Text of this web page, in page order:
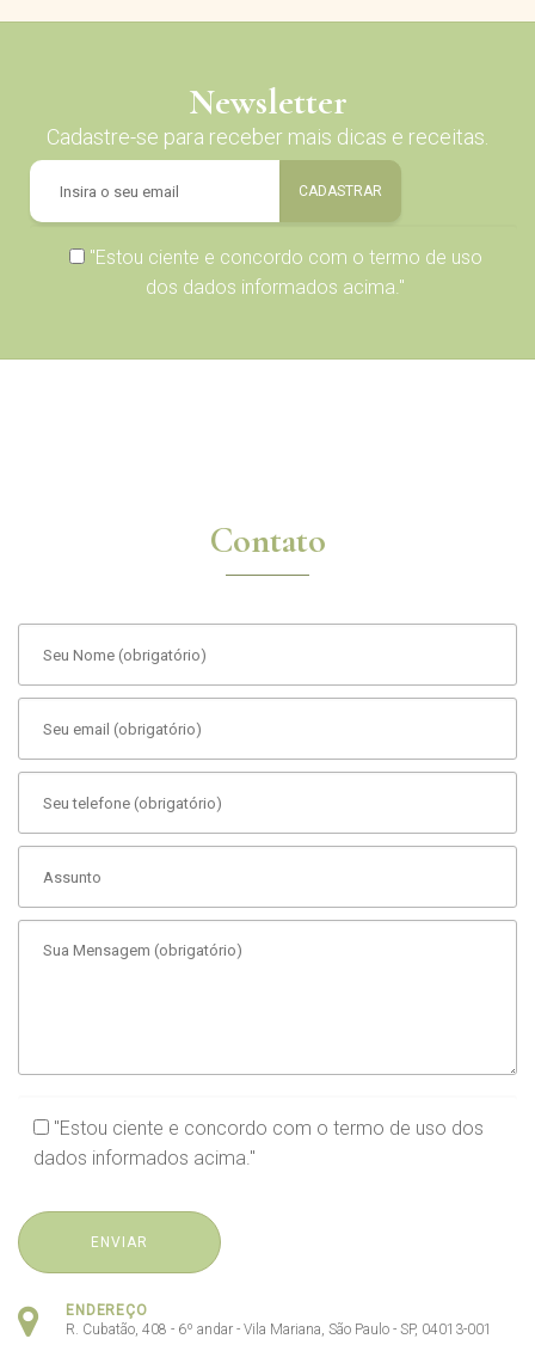
Newsletter
Cadastre-se para receber mais dicas e receitas.
"Estou ciente e concordo com o termo de uso
dos dados informados acima."
Contato
"Estou ciente e concordo com o termo de uso dos
dados informados acima."
ENDEREÇO
R. Cubatão, 408 - 6º andar - Vila Mariana, São Paulo - SP, 04013-001